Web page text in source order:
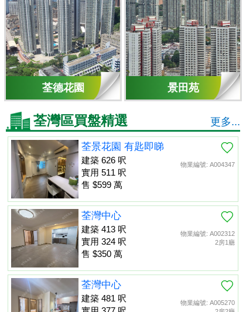
荃德花園 景田苑
荃灣區買盤精選 更多...
物業編號: A004347
荃景花園 有匙即睇
建築 626 呎
實用 511 呎
售 $599 萬
物業編號: A002312
2房1廳
荃灣中心
建築 413 呎
實用 324 呎
售 $350 萬
物業編號: A005270
荃灣中心
建築 481 呎